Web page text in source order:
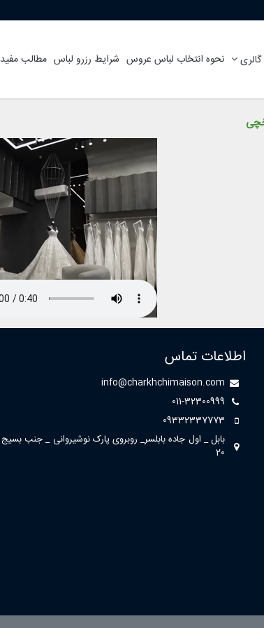
گالری نحوه انتخاب لباس عروس شرایط رزرو لباس مطالب مفید
اطلاعات تماس
info@charkhchimaison.com
011-32300999
09332337773
بابل _ اول جاده بابلسر_ روبروی پارک نوشیروانی _ جنب بسیج
20